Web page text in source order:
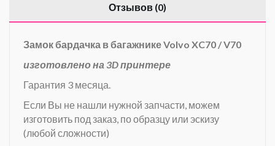
Отзывов (0)
Замок бардачка в багажникеVolvo XC70 / V70
изготовлено на 3D принтере
Гарантия 3 месяца.
Если Вы не нашли нужной запчасти, можем
изготовить под заказ, по образцу или эскизу
(любой сложности)